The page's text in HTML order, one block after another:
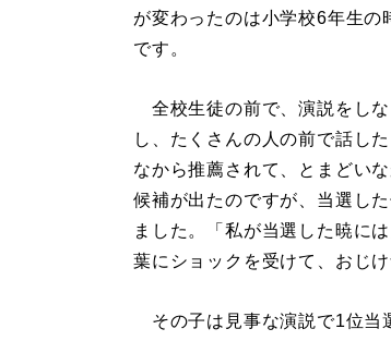
が変わったのは小学校6年生
です。
全校生徒の前で、演説をし
し、たくさんの人の前で話し
なから推薦されて、とまどい
候補が出たのですが、当選し
ました。「私が当選した暁に
葉にショックを受けて、おじけ
その子は見事な演説で1位当